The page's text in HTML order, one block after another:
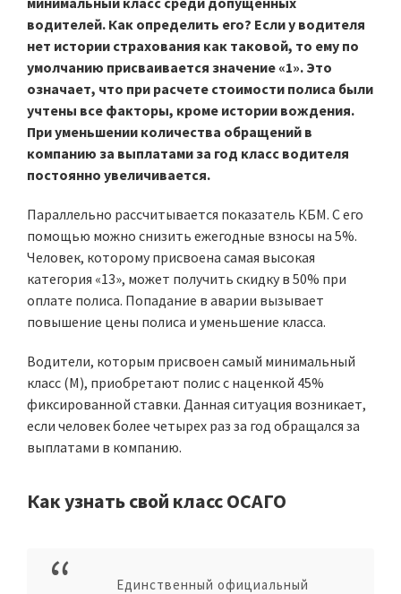
водителей. Как определить его? Если у водителя
нет истории страхования как таковой, то ему по
умолчанию присваивается значение «1». Это
означает, что при расчете стоимости полиса были
учтены все факторы, кроме истории вождения.
При уменьшении количества обращений в
компанию за выплатами за год класс водителя
постоянно увеличивается.
Параллельно рассчитывается показатель КБМ. С его
помощью можно снизить ежегодные взносы на 5%.
Человек, которому присвоена самая высокая
категория «13», может получить скидку в 50% при
оплате полиса. Попадание в аварии вызывает
повышение цены полиса и уменьшение класса.
Водители, которым присвоен самый минимальный
класс (М), приобретают полис с наценкой 45%
фиксированной ставки. Данная ситуация возникает,
если человек более четырех раз за год обращался за
выплатами в компанию.
Как узнать свой класс ОСАГО
Единственный официальный